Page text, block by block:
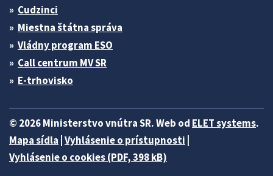
Cudzinci
Miestna štátna správa
Vládny program ESO
Call centrum MV SR
E-trhovisko
© 2026 Ministerstvo vnútra SR. Web od ELET systems.
Mapa sídla Vyhlásenie o prístupnosti
Vyhlásenie o cookies (PDF, 398 kB)